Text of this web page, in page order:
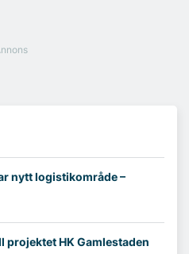
nytt logistikområde –
projektet HK Gamlestaden